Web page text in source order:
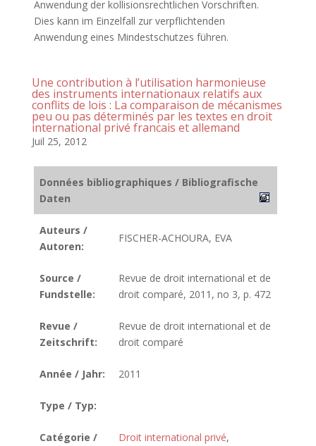
Anwendung der kollisionsrechtlichen Vorschriften.
Dies kann im Einzelfall zur verpflichtenden
Anwendung eines Mindestschutzes führen.
Une contribution à l’utilisation harmonieuse
des instruments internationaux relatifs aux
conflits de lois : La comparaison de mécanismes
peu ou pas déterminés par les textes en droit
international privé francais et allemand
Juil 25, 2012
Données bibliographiques / Bibliografische
Daten
Auteurs /
Autoren:
FISCHER-ACHOURA, EVA
Source /
Fundstelle:
Revue de droit international et de
droit comparé, 2011, no 3, p. 472
Revue /
Zeitschrift:
Revue de droit international et de
droit comparé
Année / Jahr: 2011
Type / Typ:
Catégorie /
Droit international privé,